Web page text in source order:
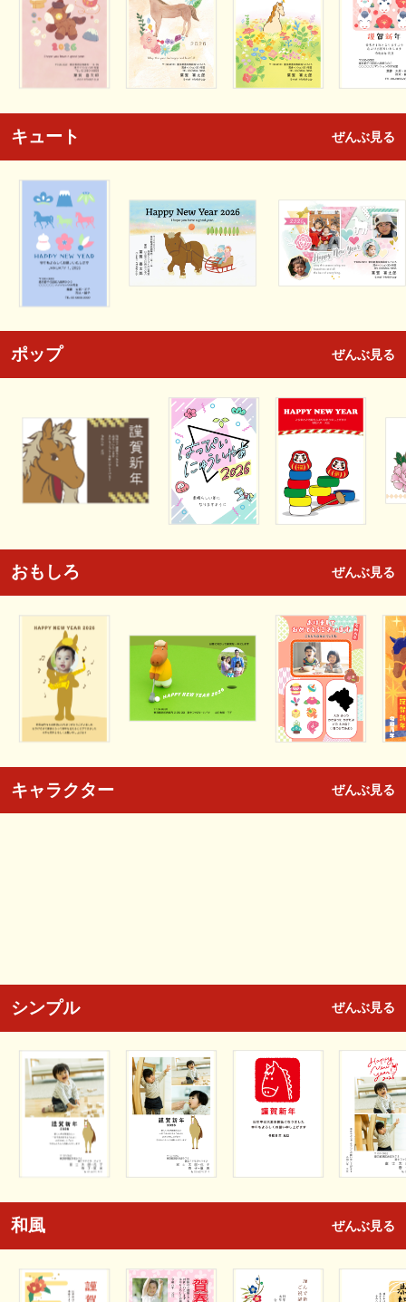
キュート ぜんぶ見る
ポップ ぜんぶ見る
おもしろ ぜんぶ見る
キャラクター ぜんぶ見る
シンプル ぜんぶ見る
和風 ぜんぶ見る